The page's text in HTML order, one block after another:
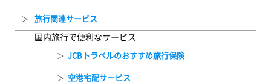
旅行関連サービス
国内旅行で便利なサービス
JCBトラベルのおすすめ旅行保険
空港宅配サービス